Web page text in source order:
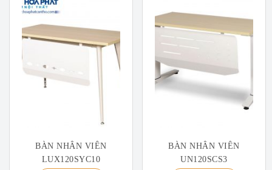
BÀN NHÂN VIÊN
LUX120SYC10
BÀN NHÂN VIÊN
UN120SCS3